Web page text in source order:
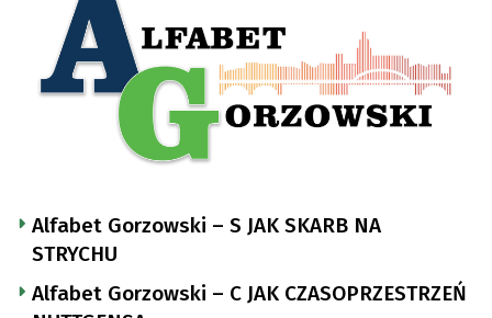
Alfabet Gorzowski – S JAK SKARB NA
STRYCHU
Alfabet Gorzowski – C JAK CZASOPRZESTRZEŃ